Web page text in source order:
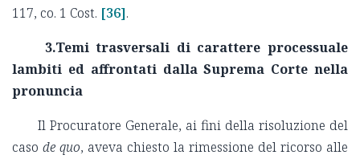
117, co. 1 Cost. [36].
3.Temi trasversali di carattere processuale
lambiti ed affrontati dalla Suprema Corte nella
pronuncia
Il Procuratore Generale, ai fini della risoluzione del
caso de quo, aveva chiesto la rimessione del ricorso alle